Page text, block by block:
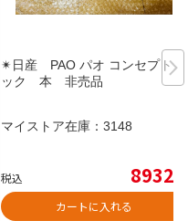
✴︎日産 PAO パオ コンセプトブ
ック 本 非売品
マイストア在庫： 3148
税込 8932
カートに入れる